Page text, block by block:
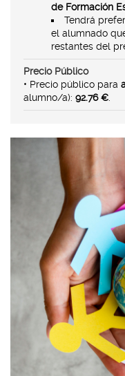
de Formación
Tendrá
el alumnado
restantes del
Precio Público
• Precio público para
alumno/a): 92.76 €